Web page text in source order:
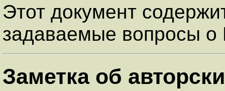
Этот документ
задаваемые вопросы о
Заметка об